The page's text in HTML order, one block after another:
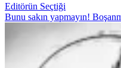
Editörün Seçtiği
Bunu sakın yapmayın!